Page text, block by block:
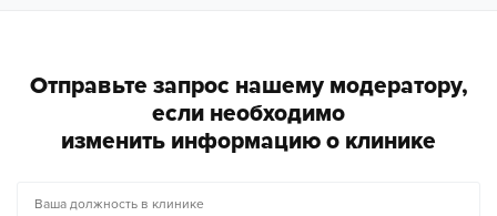
Компетентность врачей
Оборудование
Отправьте запрос нашему модератору,
если необходимо
изменить информацию о клинике